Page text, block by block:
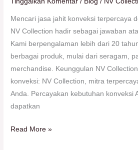
Mencari jasa jahit konveksi terpercaya
NV Collection hadir sebagai jawaban
Kami berpengalaman lebih dari 20
berbagai produk, mulai dari seragam,
merchandise. Keunggulan NV
konveksi: NV Collection, mitra
Anda. Percayakan kebutuhan konveksi
dapatkan
Jahit
Konveksi
Anda
Read More »